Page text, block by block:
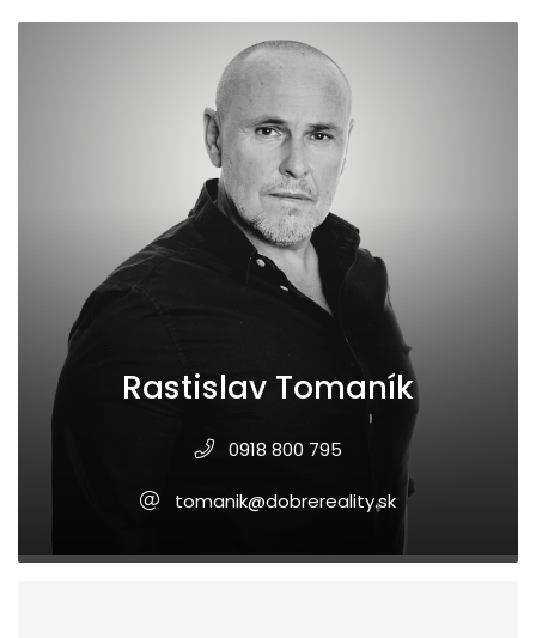
Rastislav Tomaník
0918 800 795
tomanik@dobrereality.sk